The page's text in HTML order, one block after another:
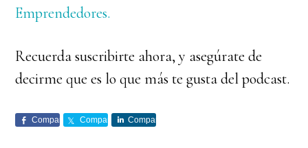
Emprendedores.
Recuerda suscribirte ahora, y asegúrate de
decirme que es lo que más te gusta del podcast.
Comparte Comparte Comparte